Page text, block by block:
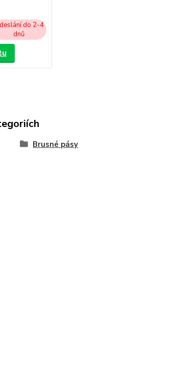
do 2-4
dnů
Brusné pásy